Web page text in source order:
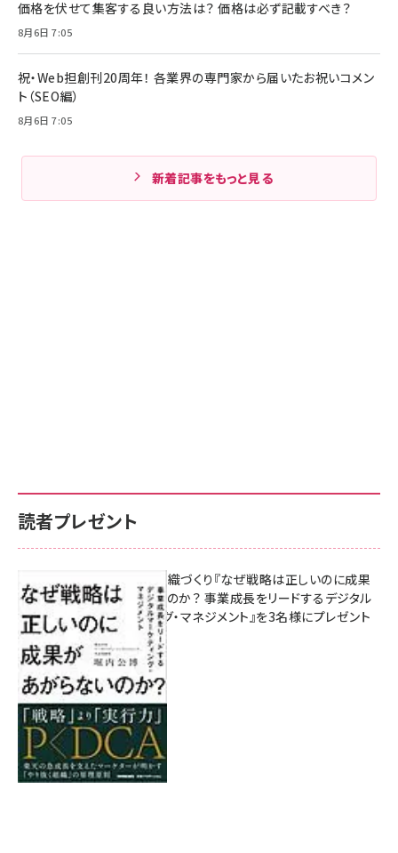
価格を伏せて集客する良い方法は？ 価格は必ず記載すべき？
8月6日 7:05
祝・Web担創刊20周年！ 各業界の専門家から届いたお祝いコメン
ト（SEO編）
8月6日 7:05
新着記事をもっと見る
読者プレゼント
成果を生む組織づくり『なぜ戦略は正しいのに成果
があがらないのか？ 事業成長をリードするデジタル
マーケティング・マネジメント』を3名様にプレゼント
8月7日 10:00